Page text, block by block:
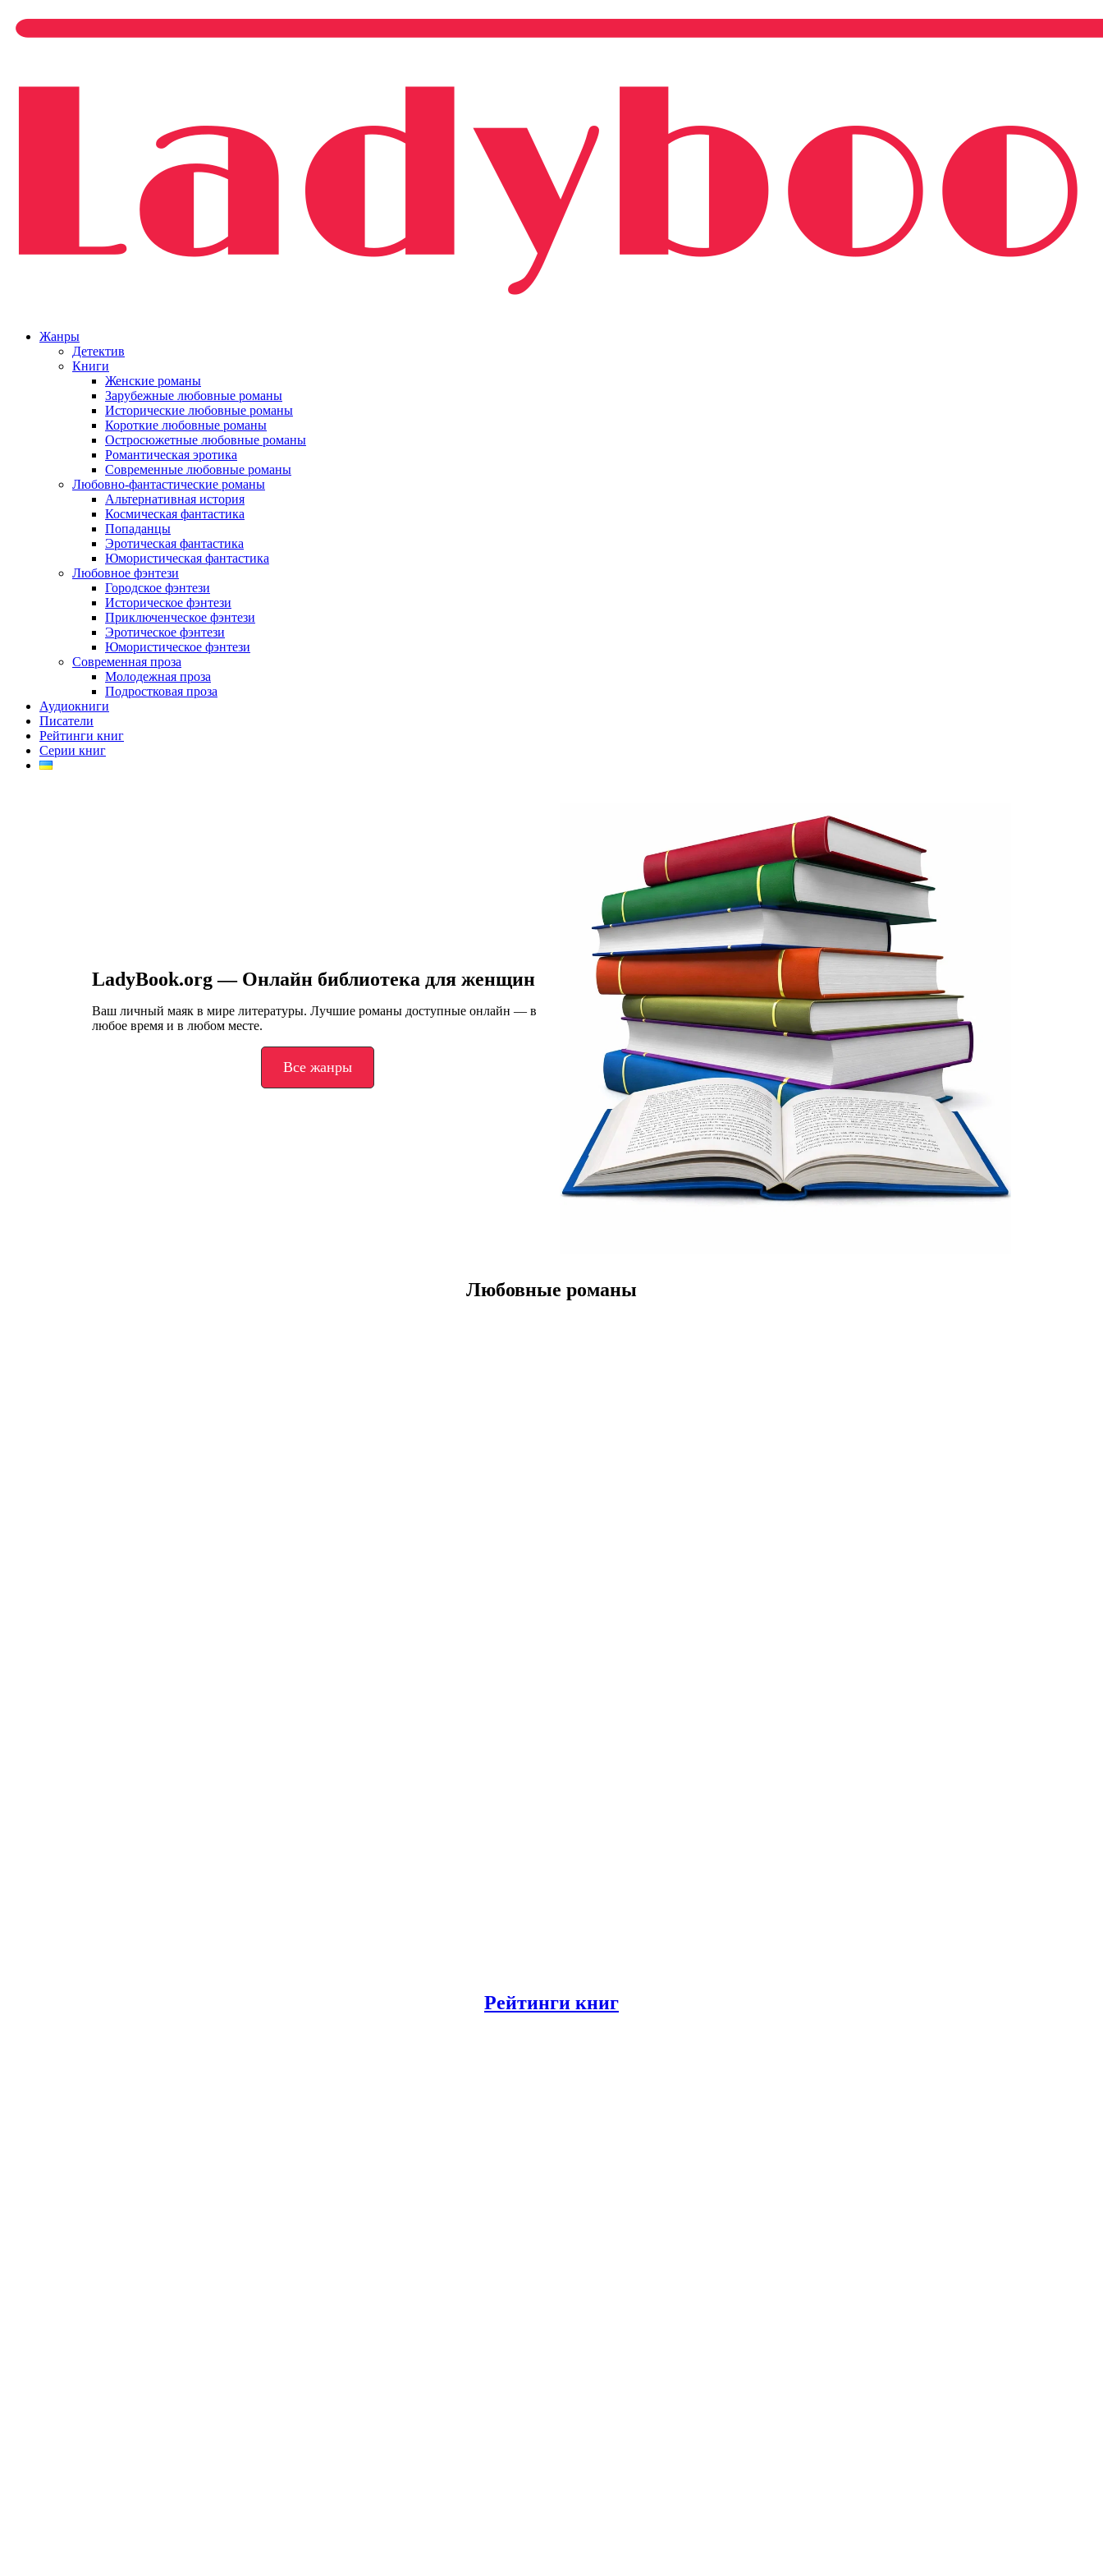
Жанры
Детектив
Книги
Женские романы
Зарубежные любовные романы
Исторические любовные романы
Короткие любовные романы
Остросюжетные любовные романы
Романтическая эротика
Современные любовные романы
Любовно-фантастические романы
Альтернативная история
Космическая фантастика
Попаданцы
Эротическая фантастика
Юмористическая фантастика
Любовное фэнтези
Городское фэнтези
Историческое фэнтези
Приключенческое фэнтези
Эротическое фэнтези
Юмористическое фэнтези
Современная проза
Молодежная проза
Подростковая проза
Аудиокниги
Писатели
Рейтинги книг
Серии книг
LadyBook.org — Онлайн библиотека для женщин
Ваш личный маяк в мире литературы. Лучшие романы доступные онлайн — в
любое время и в любом месте.
Все жанры
Любовные романы
Рейтинги книг